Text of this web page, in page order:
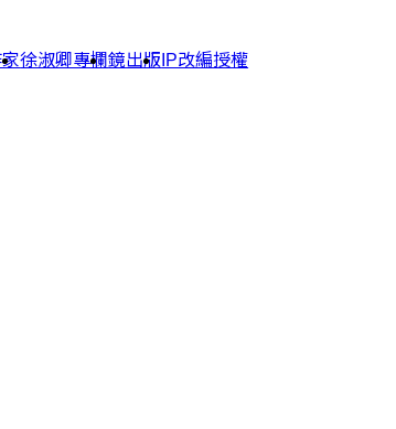
徐淑卿專欄鏡出版 IP改編授權